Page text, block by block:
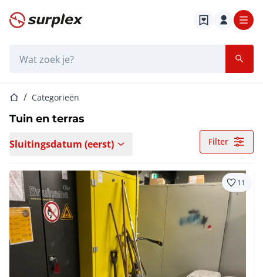
Startpagina
StartpaginaCategorieën
Tuin en terras
Sluitingsdatum (eerst) Filter
11